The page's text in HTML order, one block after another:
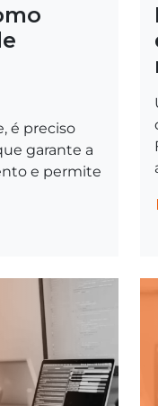
é preciso
garante a
e permite